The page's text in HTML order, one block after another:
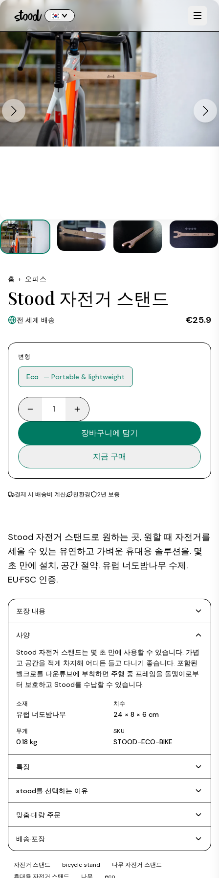
홈 + 오피스
Stood 자전거 스탠드
전 세계 배송 €25.9
변형
Eco — Portable & lightweight
1
장바구니에 담기
지금 구매
결제 시 배송비 계산 친환경 2년 보증
Stood 자전거 스탠드로 원하는 곳, 원할 때 자전거를
세울 수 있는 유연하고 가벼운 휴대용 솔루션을. 몇
초 만에 설치, 공간 절약. 유럽 너도밤나무 수제.
EU·FSC 인증.
포장 내용
사양
Stood 자전거 스탠드는 몇 초 만에 사용할 수 있습니다. 가볍
고 공간을 적게 차지해 어디든 들고 다니기 좋습니다. 포함된
벨크로를 다운튜브에 부착하면 주행 중 프레임을 돌맹이로부
터 보호하고 Stood를 수납할 수 있습니다.
소재
유럽 너도밤나무
치수
24 × 8 × 6 cm
무게
0.18 kg
SKU
STOOD-ECO-BIKE
특징
stood를 선택하는 이유
맞춤·대량 주문
배송·포장
자전거 스탠드 bicycle stand
나무 자전거 스탠드